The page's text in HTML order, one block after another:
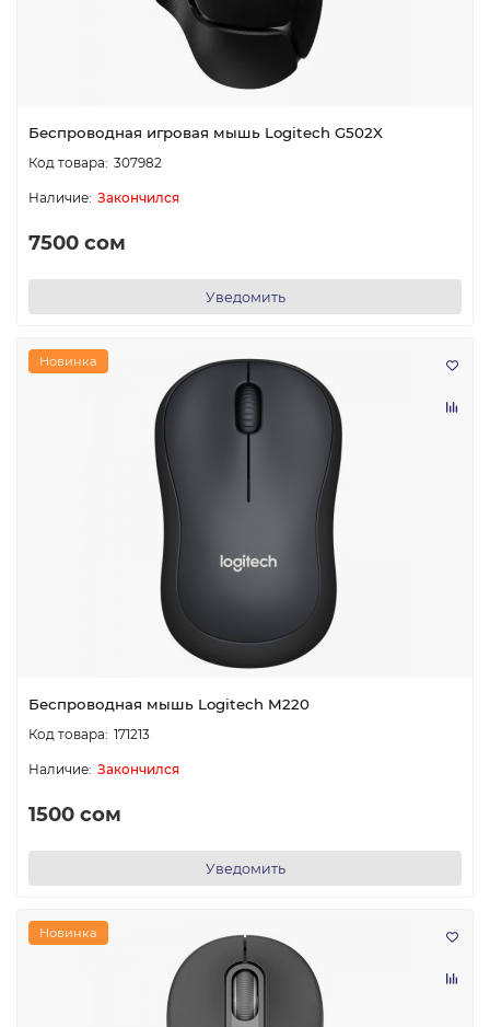
Беспроводная игровая мышь Logitech G502X
307982
Закончился
7500 сом
Уведомить
Новинка
Беспроводная мышь Logitech M220
171213
Закончился
1500 сом
Уведомить
Новинка